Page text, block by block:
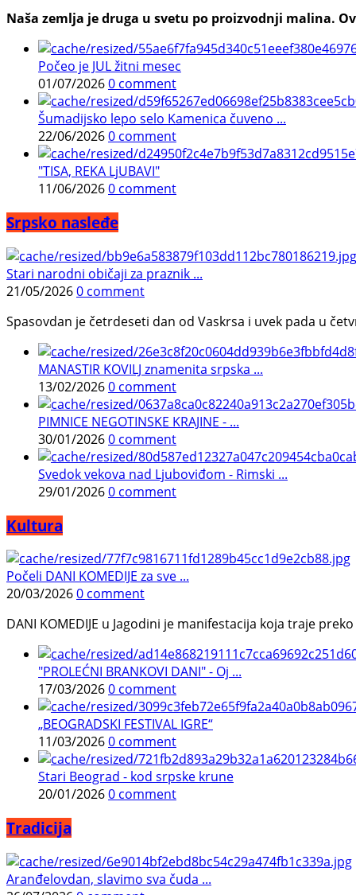
Naša zemlja je druga u svetu po proizvodnji malina.
Počeo je JUL žitni mesec
01/07/20260 comment
Šumadijsko lepo selo Kamenica čuveno ...
22/06/20260 comment
"TISA, REKA LjUBAVI"
11/06/20260 comment
Srpsko nasleđe
Stari narodni običaji za praznik ...
21/05/20260 comment
Spasovdan je četrdeseti dan od Vaskrsa i uvek pada u
MANASTIR KOVILJ znamenita srpska ...
13/02/20260 comment
PIMNICE NEGOTINSKE KRAJINE - ...
30/01/20260 comment
Svedok vekova nad Ljuboviđom - Rimski ...
29/01/20260 comment
Kultura
Počeli DANI KOMEDIJE za sve ...
20/03/20260 comment
DANI KOMEDIJE u Jagodini je manifestacija koja traje
"PROLEĆNI BRANKOVI DANI" - Oj ...
17/03/20260 comment
„BEOGRADSKI FESTIVAL IGRE“
11/03/20260 comment
Stari Beograd - kod srpske krune
20/01/20260 comment
Tradicija
Aranđelovdan, slavimo sva čuda ...